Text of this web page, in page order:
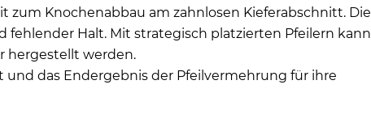
Knochenabbau am zahnlosen Kieferabschnitt. Die
Halt. Mit strategisch platzierten Pfeilern kann
hergestellt werden.
das Endergebnis der Pfeilvermehrung für ihre